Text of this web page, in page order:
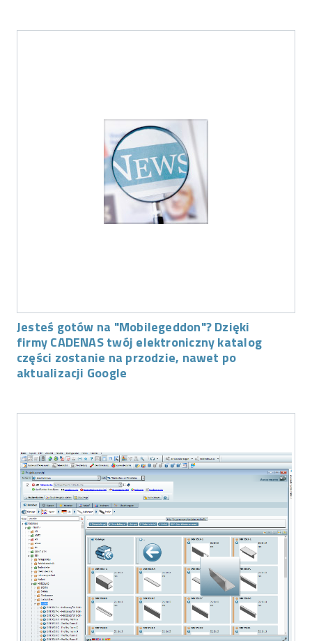
Jesteś gotów na "Mobilegeddon"? Dzięki
firmy CADENAS twój elektroniczny katalog
części zostanie na przodzie, nawet po
aktualizacji Google